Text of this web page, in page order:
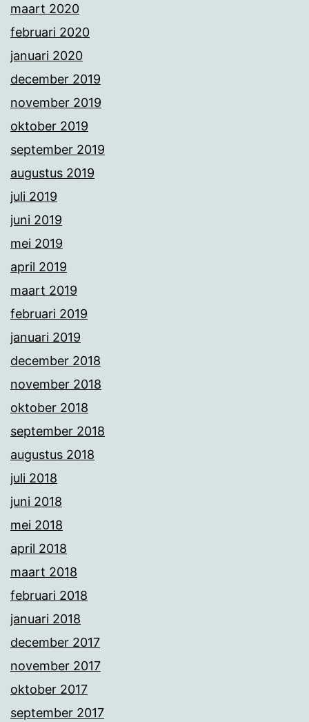
maart 2020
februari 2020
januari 2020
december 2019
november 2019
oktober 2019
september 2019
augustus 2019
juli 2019
juni 2019
mei 2019
april 2019
maart 2019
februari 2019
januari 2019
december 2018
november 2018
oktober 2018
september 2018
augustus 2018
juli 2018
juni 2018
mei 2018
april 2018
maart 2018
februari 2018
januari 2018
december 2017
november 2017
oktober 2017
september 2017